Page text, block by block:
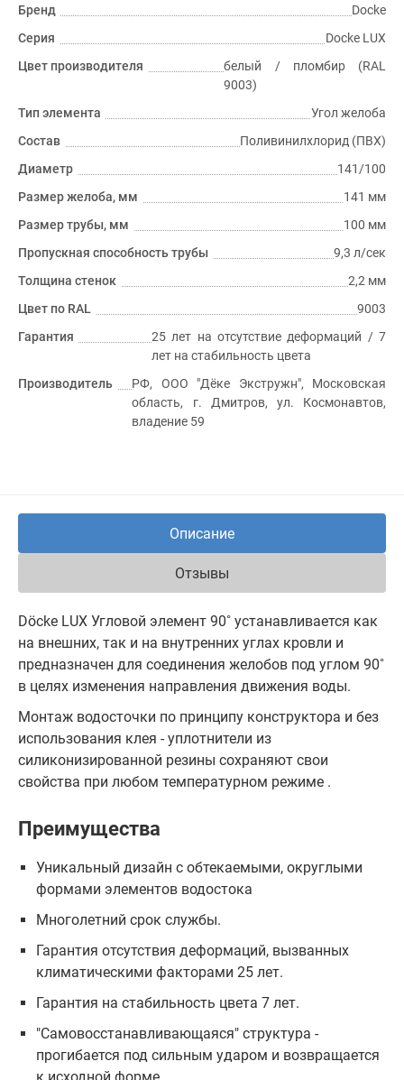
Бренд
Docke
Серия
Docke LUX
Цвет производителя
белый / пломбир (RAL
9003)
Тип элемента
Угол желоба
Состав
Поливинилхлорид (ПВХ)
Диаметр
141/100
Размер желоба, мм
141 мм
Размер трубы, мм
100 мм
Пропускная способность трубы
9,3 л/сек
Толщина стенок
2,2 мм
Цвет по RAL
9003
Гарантия
25 лет на отсутствие деформаций / 7
лет на стабильность цвета
Производитель
РФ, ООО "Дёке Экстружн", Московская
область, г. Дмитров, ул. Космонавтов,
владение 59
Описание
Отзывы
Döcke LUX Угловой элемент 90˚ устанавливается как
на внешних, так и на внутренних углах кровли и
предназначен для соединения желобов под углом 90˚
в целях изменения направления движения воды.
Монтаж водосточки по принципу конструктора и без
использования клея - уплотнители из
силиконизированной резины сохраняют свои
свойства при любом температурном режиме .
Преимущества
Уникальный дизайн с обтекаемыми, округлыми
формами элементов водостока
Многолетний срок службы.
Гарантия отсутствия деформаций, вызванных
климатическими факторами 25 лет.
Гарантия на стабильность цвета 7 лет.
"Самовосстанавливающаяся" структура -
прогибается под сильным ударом и возвращается